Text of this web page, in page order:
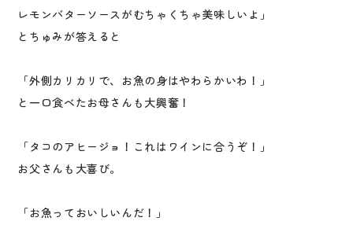
レモンバターソースがむちゃくちゃ美味しいよ」
とちゅみが答えると
「外側カリカリで、お魚の身はやわらかいわ！」
と一口食べたお母さんも大興奮！
「タコのアヒージョ！これはワインに合うぞ！」
お父さんも大喜び。
「お魚っておいしいんだ！」